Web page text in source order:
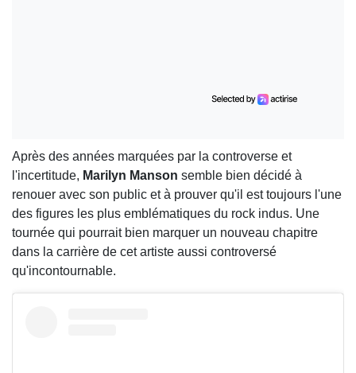
Après des années marquées par la controverse et
l'incertitude, Marilyn Manson semble bien décidé à
renouer avec son public et à prouver qu'il est toujours l'une
des figures les plus emblématiques du rock indus. Une
tournée qui pourrait bien marquer un nouveau chapitre
dans la carrière de cet artiste aussi controversé
qu'incontournable.